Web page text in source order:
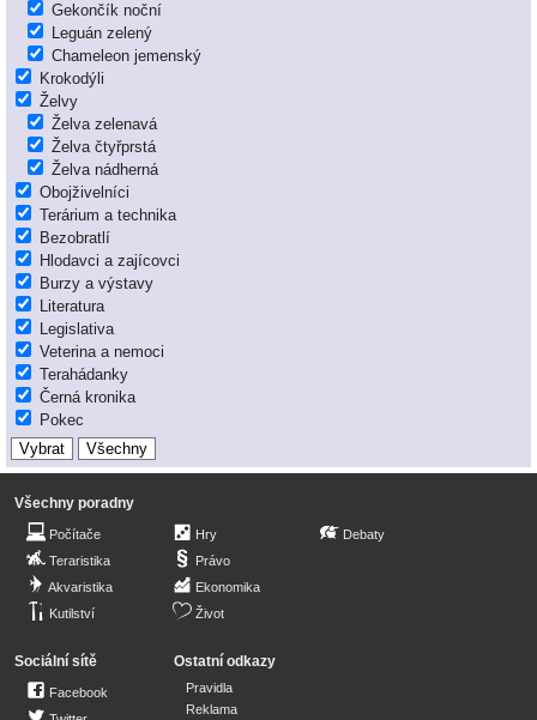
Gekončík noční
Leguán zelený
Chameleon jemenský
Krokodýli
Želvy
Želva zelenavá
Želva čtyřprstá
Želva nádherná
Obojživelníci
Terárium a technika
Bezobratlí
Hlodavci a zajícovci
Burzy a výstavy
Literatura
Legislativa
Veterina a nemoci
Terahádanky
Černá kronika
Pokec
Všechny poradny
Počítače
Teraristika
Akvaristika
Kutilství
Hry
Právo
Ekonomika
Život
Debaty
Sociální sítě
Facebook
Ostatní odkazy
Pravidla
Reklama